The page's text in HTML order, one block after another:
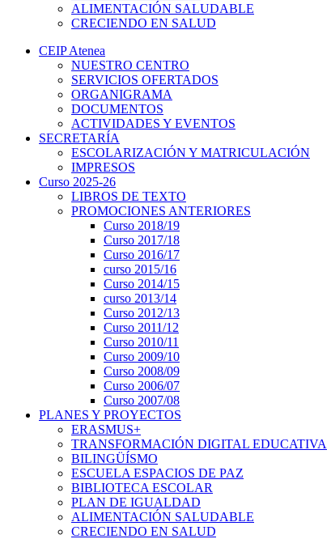
ALIMENTACIÓN SALUDABLE
CRECIENDO EN SALUD
CEIP Atenea
NUESTRO CENTRO
SERVICIOS OFERTADOS
ORGANIGRAMA
DOCUMENTOS
ACTIVIDADES Y EVENTOS
SECRETARÍA
ESCOLARIZACIÓN Y MATRICULACIÓN
IMPRESOS
Curso 2025-26
LIBROS DE TEXTO
PROMOCIONES ANTERIORES
Curso 2018/19
Curso 2017/18
Curso 2016/17
curso 2015/16
Curso 2014/15
curso 2013/14
Curso 2012/13
Curso 2011/12
Curso 2010/11
Curso 2009/10
Curso 2008/09
Curso 2006/07
Curso 2007/08
PLANES Y PROYECTOS
ERASMUS+
TRANSFORMACIÓN DIGITAL EDUCATIVA
BILINGÜÍSMO
ESCUELA ESPACIOS DE PAZ
BIBLIOTECA ESCOLAR
PLAN DE IGUALDAD
ALIMENTACIÓN SALUDABLE
CRECIENDO EN SALUD